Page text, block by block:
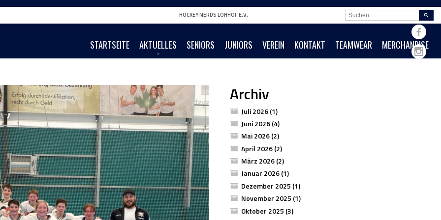
HOCKEY NERDS LOHHOF E.V.
STARTSEITE AKTUELLES SENIORS JUNIORS VEREIN KONTAKT TEAMWEAR MERCHANDISE
NACH:
Archiv
Juli 2026(1)
Juni 2026(4)
Mai 2026(2)
April 2026(2)
März 2026(2)
Januar 2026(1)
Dezember 2025 (1)
November 2025 (1)
Oktober 2025 (3)